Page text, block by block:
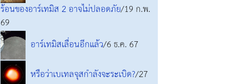
ร้อนของอาร์เทมิส 2 อาจไม่ปลอดภัย/19 ก.พ.
69
อาร์เทมิสเลื่อนอีกแล้ว/6 ธ.ค. 67
หรือว่าเบเทลจุสกำลังจะระเบิด?/27